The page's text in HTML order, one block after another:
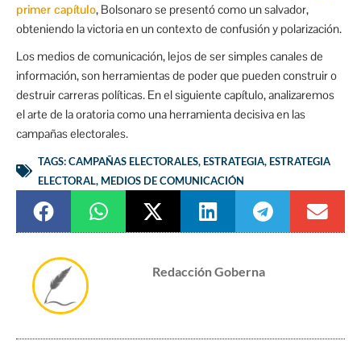
primer capítulo, Bolsonaro se presentó como un salvador,
obteniendo la victoria en un contexto de confusión y polarización.
Los medios de comunicación, lejos de ser simples canales de
información, son herramientas de poder que pueden construir o
destruir carreras políticas. En el siguiente capítulo, analizaremos
el arte de la oratoria como una herramienta decisiva en las
campañas electorales.
TAGS:CAMPAÑAS ELECTORALES, ESTRATEGIA, ESTRATEGIA
ELECTORAL, MEDIOS DE COMUNICACIÓN
Redacción Goberna